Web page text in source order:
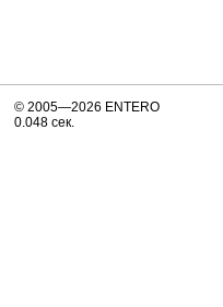
© 2005—2026 ENTERO
0.048 сек.